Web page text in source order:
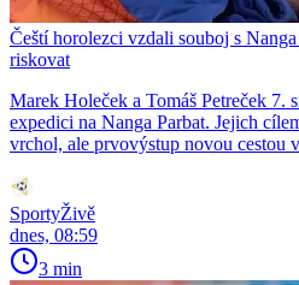
Čeští horolezci vzdali souboj s
riskovat
Marek Holeček a Tomáš Petreček 7.
expedici na Nanga Parbat. Jejich
vrchol, ale prvovýstup novou cestou
SportyŽivě
dnes, 08:59
3 min